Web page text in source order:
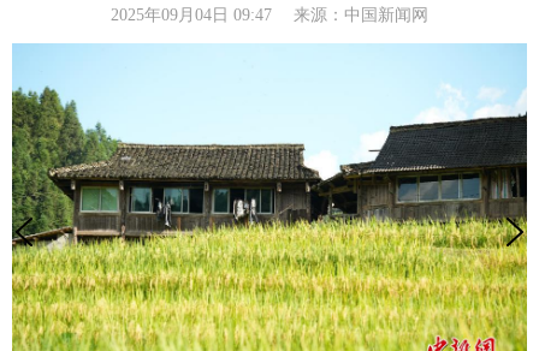
2025年09月04日 09:47 来源： 中国新闻网